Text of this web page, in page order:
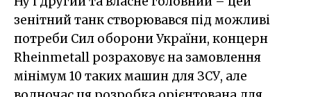
зенітний танк створювався під можливі
потреби Сил оборони України, концерн
Rheinmetall розраховує на замовлення
мінімум 10 таких машин для ЗСУ, але